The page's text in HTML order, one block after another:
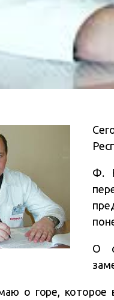
Ф.
О
о горе, которое